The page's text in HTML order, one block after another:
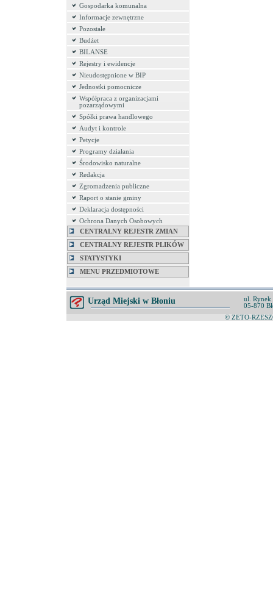
Gospodarka komunalna
Informacje zewnętrzne
Pozostałe
Budżet
BILANSE
Rejestry i ewidencje
Nieudostępnione w BIP
Jednostki pomocnicze
Współpraca z organizacjami
pozarządowymi
Spółki prawa handlowego
Audyt i kontrole
Petycje
Programy działania
Środowisko naturalne
Redakcja
Zgromadzenia publiczne
Raport o stanie gminy
Deklaracja dostępności
Ochrona Danych Osobowych
CENTRALNY REJESTR ZMIAN
CENTRALNY REJESTR PLIKÓW
STATYSTYKI
MENU PRZEDMIOTOWE
Urząd Miejski w Błoniu
ul. Rynek
05-870
© ZETO-